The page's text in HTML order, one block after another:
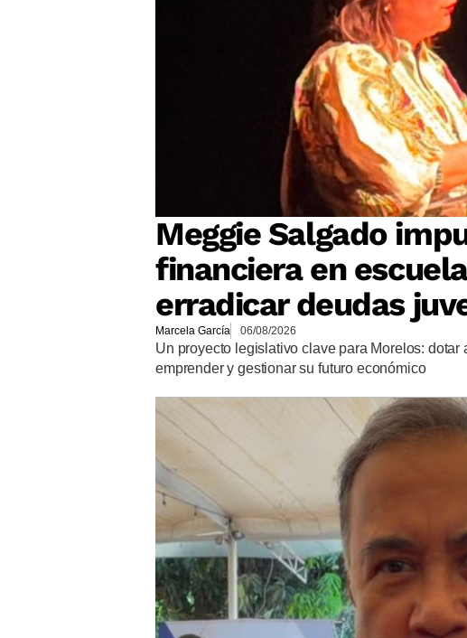
Meggie Salgado
financiera en
erradicar deudas
Marcela García 06/08/2026
Un proyecto legislativo clave para Morelos:
emprender y gestionar su futuro económico